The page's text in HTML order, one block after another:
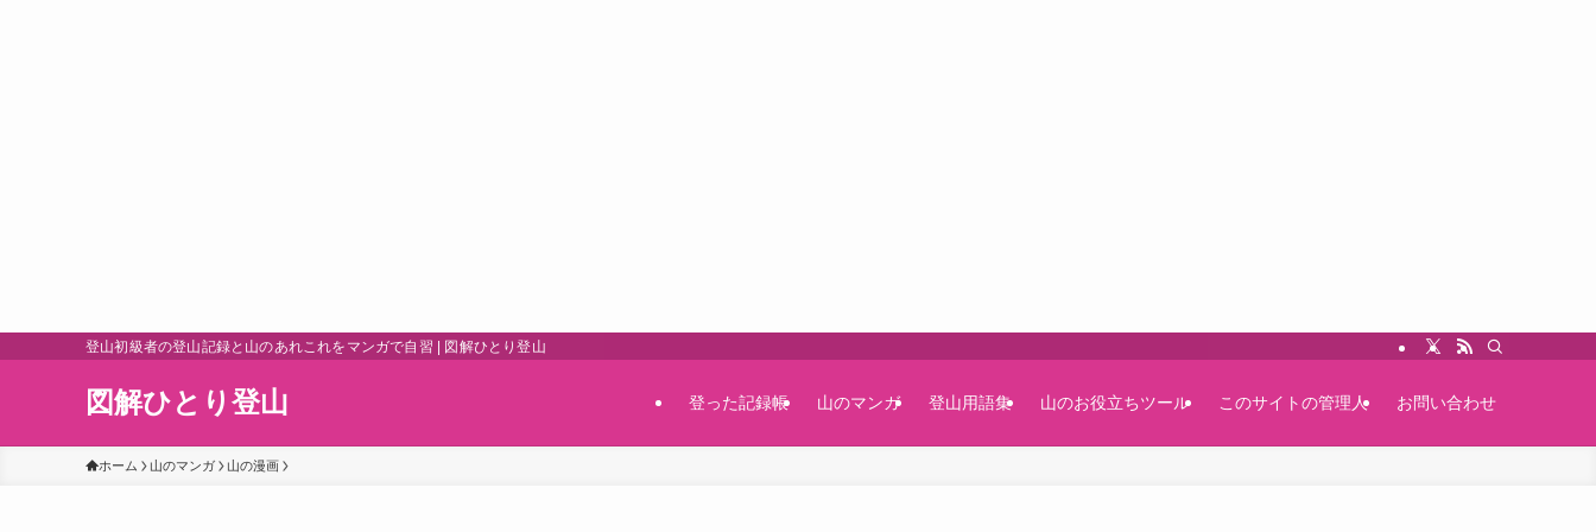
登山初級者の登山記録と山のあれこれをマンガで自習 | 図解ひとり登山
図解ひとり登山 登った記録帳 山のマンガ 登山用語集 山のお役立ちツール このサイトの管理人 お問い合わせ
ホーム 山のマンガ 山の漫画